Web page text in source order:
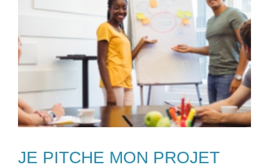
JE PITCHE MON PROJET